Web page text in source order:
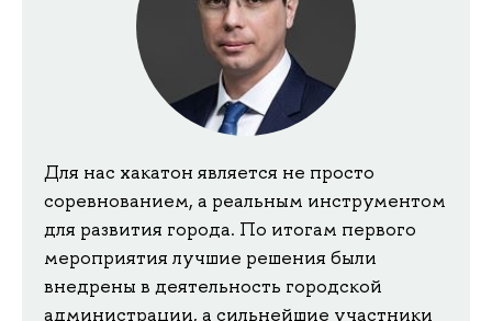
Для нас хакатон является не просто
соревнованием, а реальным инструментом
для развития города. По итогам первого
мероприятия лучшие решения были
внедрены в деятельность городской
администрации, а сильнейшие участники